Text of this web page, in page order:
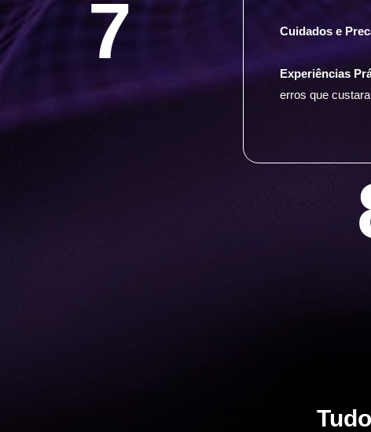
7 Cuidados e
Experiências
erros que